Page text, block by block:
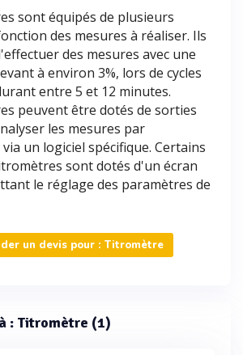
sont équipés de plusieurs
des mesures à réaliser. Ils
des mesures avec une
à environ 3%, lors de cycles
entre 5 et 12 minutes.
peuvent être dotés de sorties
les mesures par
un logiciel spécifique. Certains
sont dotés d'un écran
le réglage des paramètres de
un devis pour : Titromètre
: Titromètre (1)